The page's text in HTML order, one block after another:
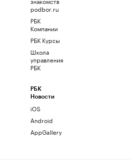
podbor.ru
РБК
Компании
РБК Курсы
Школа
управления
РБК
РБК
Новости
iOS
Android
AppGallery